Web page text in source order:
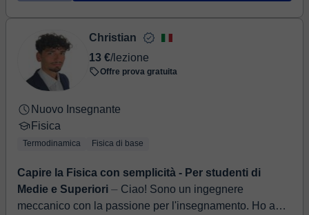
Christian
13 €/lezione
Offre prova gratuita
Nuovo Insegnante
Fisica
Termodinamica Fisica di base
Capire la Fisica con semplicità - Per studenti di
Medie e Superiori ⏤ Ciao! Sono un ingegnere
meccanico con la passione per l'insegnamento. Ho anni